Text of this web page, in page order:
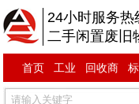
24小时服务热
二手闲置废旧
首页 工业 回收商